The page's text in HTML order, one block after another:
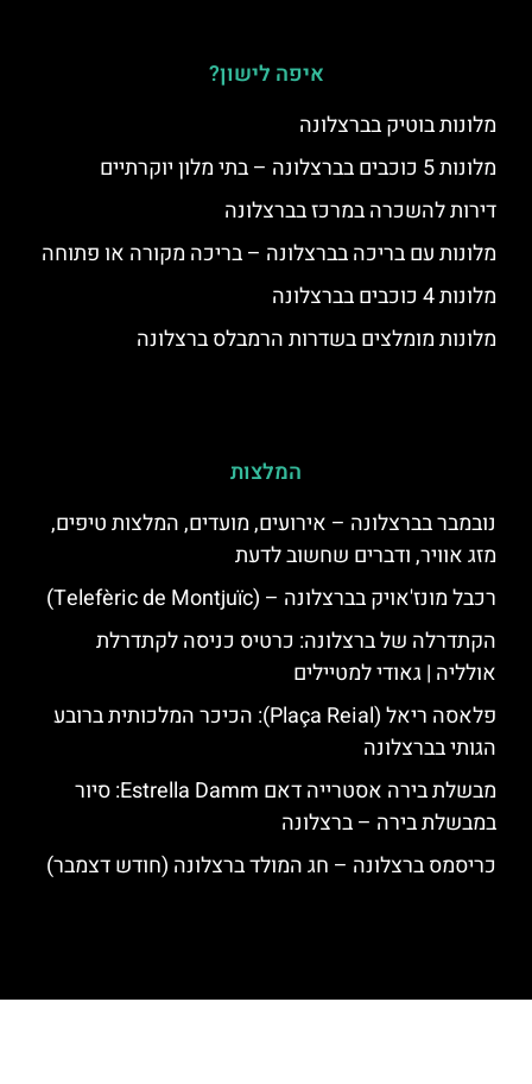
איפה לישון?
מלונות בוטיק בברצלונה
מלונות 5 כוכבים בברצלונה – בתי מלון יוקרתיים
דירות להשכרה במרכז בברצלונה
מלונות עם בריכה בברצלונה – בריכה מקורה או פתוחה
מלונות 4 כוכבים בברצלונה
מלונות מומלצים בשדרות הרמבלס ברצלונה
המלצות
נובמבר בברצלונה – אירועים, מועדים, המלצות טיפים,
מזג אוויר, ודברים שחשוב לדעת
רכבל מונז'אויק בברצלונה – (Telefèric de Montjuïc)
הקתדרלה של ברצלונה: כרטיס כניסה לקתדרלת
אולליה | גאודי למטיילים
פלאסה ריאל (Plaça Reial): הכיכר המלכותית ברובע
הגותי בברצלונה
מבשלת בירה אסטרייה דאם Estrella Damm: סיור
במבשלת בירה – ברצלונה
כריסמס ברצלונה – חג המולד ברצלונה (חודש דצמבר)